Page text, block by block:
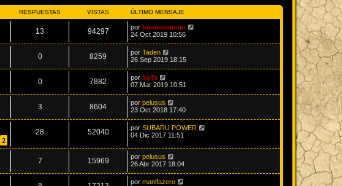
RESPUESTAS VISTAS ÚLTIMO MENSAJE
13 94297 por bemeuveman
24 Oct 2019 10:56
0 8259 por Taden
26 Sep 2019 18:15
0 7882 por SaTa
07 Mar 2019 10:51
3 8604 por pelusus
23 Oct 2018 17:40
2
28 52040 por SUBARU POWER
04 Dic 2017 11:51
7 15969 por pelusus
26 Abr 2017 18:04
por manifazero